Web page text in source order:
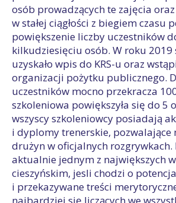
osób prowadzących te zajęcia
w stałej ciągłości z biegiem czasu
powiększenie liczby uczestników
kilkudziesięciu osób. W roku 2019
uzyskało wpis do KRS-u oraz
organizacji pożytku publicznego.
uczestników mocno przekracza
szkoleniowa powiększyła się do 5
wszyscy szkoleniowcy posiadają
i dyplomy trenerskie, pozwalające
drużyn w oficjalnych rozgrywkach.
aktualnie jednym z największych
cieszyńskim, jesli chodzi o
i przekazywane treści